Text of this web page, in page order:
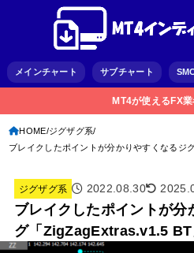
メインチャート サブチャート
MT4が使えるFX
HOME ジグザグ系
ブレイクしたポイントが分かりやすくなるジ
ジグザグ系 2022.08.30
ブレイクしたポイントが分
グ「ZigZagExtras.v1.5 BT